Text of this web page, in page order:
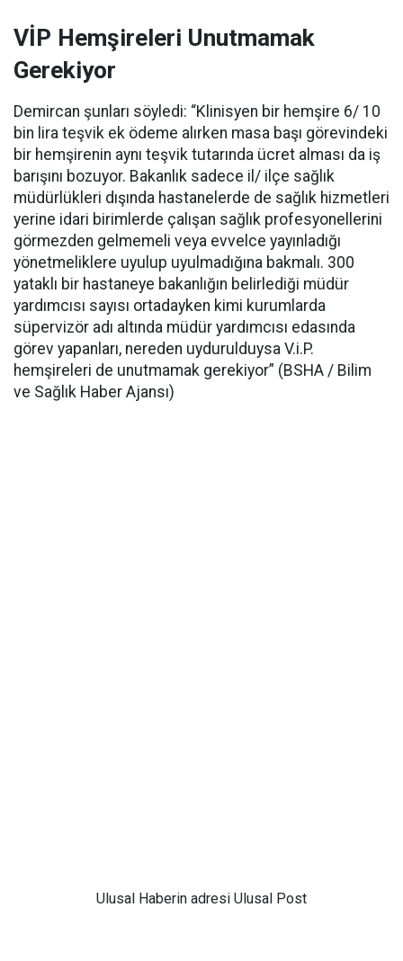
VİP Hemşireleri Unutmamak
Gerekiyor
Demircan şunları söyledi: “Klinisyen bir hemşire 6/ 10
bin lira teşvik ek ödeme alırken masa başı görevindeki
bir hemşirenin aynı teşvik tutarında ücret alması da iş
barışını bozuyor. Bakanlık sadece il/ ilçe sağlık
müdürlükleri dışında hastanelerde de sağlık hizmetleri
yerine idari birimlerde çalışan sağlık profesyonellerini
görmezden gelmemeli veya evvelce yayınladığı
yönetmeliklere uyulup uyulmadığına bakmalı. 300
yataklı bir hastaneye bakanlığın belirlediği müdür
yardımcısı sayısı ortadayken kimi kurumlarda
süpervizör adı altında müdür yardımcısı edasında
görev yapanları, nereden uydurulduysa V.i.P.
hemşireleri de unutmamak gerekiyor” (BSHA / Bilim
ve Sağlık Haber Ajansı)
Ulusal Haberin adresi Ulusal Post